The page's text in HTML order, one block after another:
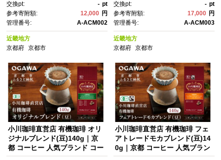
豆 人気 おすすめ ギフト お取り
寄せ 通販 送料無料 ふるさと納
税 ]
交換pt: - pt
参考寄附額:
12,000 円
管理番号:
A-ACM002
近畿地方
京都府
京都市
種のブレンドコーヒー 市川屋
ブレンド 青磁ブレンド 馬町ブ
レンド 定期便 コーヒー豆 人
気 おすすめ ギフト お取り寄
せ 通販 送料無料 ふるさと納
税 ]
交換pt: - pt
参考寄附額:
17,000 円
管理番号:
A-ACM003
近畿地方
京都府 京都市
小川珈琲直営店 有機珈琲 オリ
ジナルブレンド(豆)140g｜京
都 コーヒー 人気ブランド コー
小川珈琲直営店 有機珈琲 フェ
アトレードモカブレンド(豆)14
0g｜京都 コーヒー 人気ブラン